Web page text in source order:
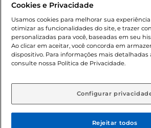
cliente. Os preços, ofertas e condições
o e-commerce e válidos durante o dia
sofrer alterações sem prévia
de bebidas alcoólicas para menores de
Lei n.º 8069/90, art. 81, inciso II
Adolescente). Preços e condições
aviso prévio. O valor mínimo para as
Cookies e Privacidade
Usamos cookies para melhorar sua
otimizar as funcionalidades do site, e trazer
personalizadas para você, baseadas em seu
Ao clicar em aceitar, você concorda em
dispositivo. Para informações mais detalhadas
consulte nossa Política de Privacidade.
Configurar
Rejeitar todos